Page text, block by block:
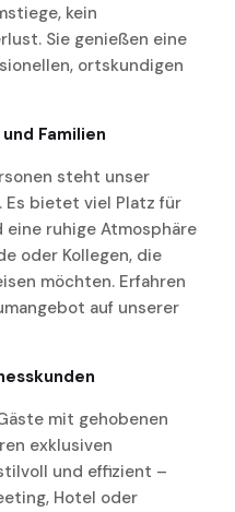
kein
Sie genießen eine
ortskundigen
Familien
steht unser
Es bietet viel Platz für
eine ruhige Atmosphäre
oder Kollegen, die
möchten. Erfahren
auf unserer
mit gehobenen
exklusiven
und effizient –
Hotel oder